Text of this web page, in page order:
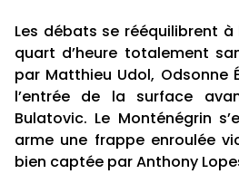
Les débats se rééquilibrent à
quart d’heure totalement
par Matthieu Udol, Odsonne
l’entrée de la surface
Bulatovic. Le Monténégrin
arme une frappe enroulée
bien captée par Anthony